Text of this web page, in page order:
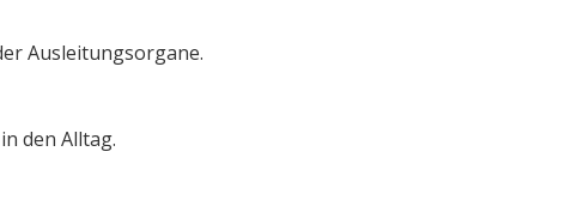
Ausleitungsorgane.
den Alltag.